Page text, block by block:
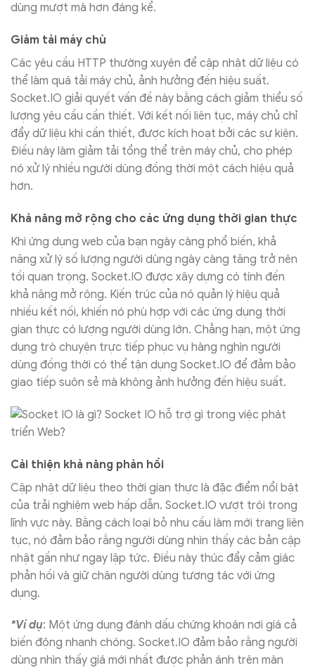
dùng mượt mà hơn đáng kể.
Giảm tải máy chủ
Các yêu cầu HTTP thường xuyên để cập nhật dữ liệu có
thể làm quá tải máy chủ, ảnh hưởng đến hiệu suất.
Socket.IO giải quyết vấn đề này bằng cách giảm thiểu số
lượng yêu cầu cần thiết. Với kết nối liên tục, máy chủ chỉ
đẩy dữ liệu khi cần thiết, được kích hoạt bởi các sự kiện.
Điều này làm giảm tải tổng thể trên máy chủ, cho phép
nó xử lý nhiều người dùng đồng thời một cách hiệu quả
hơn.
Khả năng mở rộng cho các ứng dụng thời gian thực
Khi ứng dụng web của bạn ngày càng phổ biến, khả
năng xử lý số lượng người dùng ngày càng tăng trở nên
tối quan trọng. Socket.IO được xây dựng có tính đến
khả năng mở rộng. Kiến trúc của nó quản lý hiệu quả
nhiều kết nối, khiến nó phù hợp với các ứng dụng thời
gian thực có lượng người dùng lớn. Chẳng hạn, một ứng
dụng trò chuyện trực tiếp phục vụ hàng nghìn người
dùng đồng thời có thể tận dụng Socket.IO để đảm bảo
giao tiếp suôn sẻ mà không ảnh hưởng đến hiệu suất.
Cải thiện khả năng phản hồi
Cập nhật dữ liệu theo thời gian thực là đặc điểm nổi bật
của trải nghiệm web hấp dẫn. Socket.IO vượt trội trong
lĩnh vực này. Bằng cách loại bỏ nhu cầu làm mới trang liên
tục, nó đảm bảo rằng người dùng nhìn thấy các bản cập
nhật gần như ngay lập tức. Điều này thúc đẩy cảm giác
phản hồi và giữ chân người dùng tương tác với ứng
dụng.
*Ví dụ: Một ứng dụng đánh dấu chứng khoán nơi giá cả
biến động nhanh chóng. Socket.IO đảm bảo rằng người
dùng nhìn thấy giá mới nhất được phản ánh trên màn